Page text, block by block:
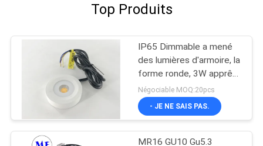
Top Produits
IP65 Dimmable a mené
des lumières d'armoire, la
forme ronde, 3W apprête
de mini downlights
montés
Négociable MOQ:20pcs
- JE NE SAIS PAS.
MR16 GU10 Gu5.3